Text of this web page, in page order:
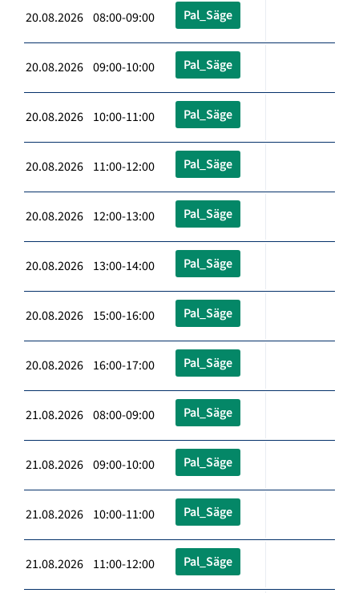
20.08.2026 08:00-09:00 Pal_Säge
20.08.2026 09:00-10:00 Pal_Säge
20.08.2026 10:00-11:00 Pal_Säge
20.08.2026 11:00-12:00 Pal_Säge
20.08.2026 12:00-13:00 Pal_Säge
20.08.2026 13:00-14:00 Pal_Säge
20.08.2026 15:00-16:00 Pal_Säge
20.08.2026 16:00-17:00 Pal_Säge
21.08.2026 08:00-09:00 Pal_Säge
21.08.2026 09:00-10:00 Pal_Säge
21.08.2026 10:00-11:00 Pal_Säge
21.08.2026 11:00-12:00 Pal_Säge